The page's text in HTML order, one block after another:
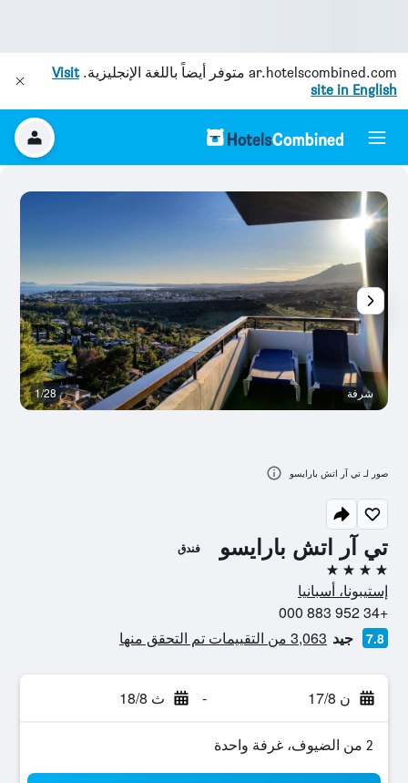
ar.hotelscombined.com متوفر أيضاً باللغة الإنجليزية.Visit
site in English
تي آر اتش بارايسو فندق
4 نجوم
إستيبونا، أسبانيا
+34 952 883 000
7.8 جيد 3,063 من التقييمات تم التحقق منها
ن 17/8 - ث 18/8
2 من الضيوف، غرفة واحدة
شرفة 1/28
صور لـ تي آر اتش بارايسو